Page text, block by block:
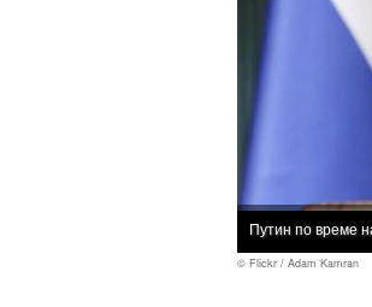
Путин по време
© Flickr / Adam Kamran